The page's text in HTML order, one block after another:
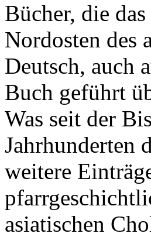
Bücher, die
Nordosten des
Deutsch, auch
Buch geführt
Was seit der
Jahrhunderten
weitere
asiatischen